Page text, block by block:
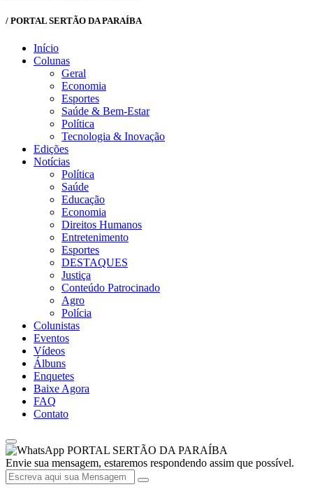
/ PORTAL SERTÃO DA PARAÍBA
Início
Colunas
Geral
Economia
Esportes
Saúde & Bem-Estar
Política
Tecnologia & Inovação
Edições
Notícias
Política
Saúde
Educação
Economia
Direitos Humanos
Entretenimento
Esportes
DESTAQUES
Justiça
Conteúdo Patrocinado
Agro
Polícia
Colunistas
Eventos
Vídeos
Álbuns
Enquetes
Baixe Agora
FAQ
Contato
PORTAL SERTÃO DA PARAÍBA
Envie sua mensagem, estaremos respondendo assim que possível.